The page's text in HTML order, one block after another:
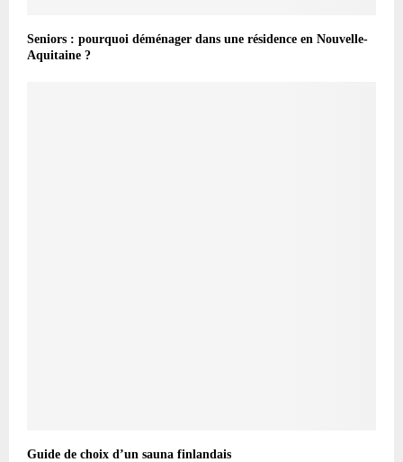
Seniors : pourquoi déménager dans une résidence en Nouvelle-
Aquitaine ?
Guide de choix d’un sauna finlandais